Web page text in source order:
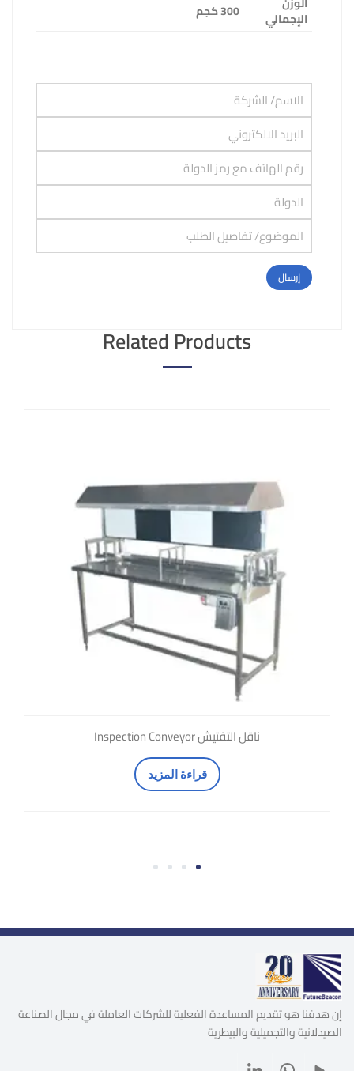
الإجمالي 300 كجم
Related Products
ناقل التفتيش Inspection Conveyor
قراءة المزيد
1
2
3
4
إن هدفنا هو تقديم المساعدة الفعلية للشركات العاملة في مجال الصناعة
الصيدلانية والتجميلية والبيطرية